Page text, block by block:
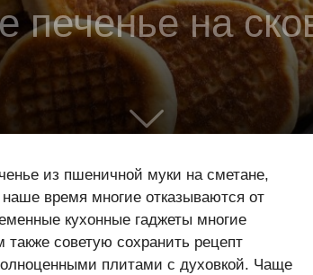
на
из пшеничной муки на сметане,
наше время многие отказываются от
кухонные гаджеты многие
советую сохранить рецепт
плитами с духовкой. Чаще